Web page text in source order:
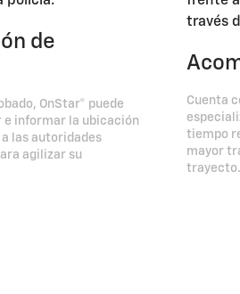
de
OnStar® puede
informar la ubicación
las autoridades
agilizar su
Cuenta
tiempo
mayor
trayecto.